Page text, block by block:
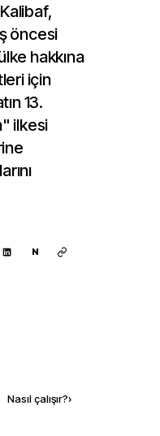
öncesi
hakkına
için
13.
ilkesi
N
Nasıl çalışır?›